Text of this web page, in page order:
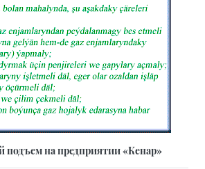
подъем на предприятии «Кенар»